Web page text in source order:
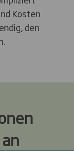
Kosten
den